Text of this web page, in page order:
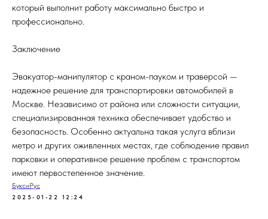
который выполнит работу максимально быстро и
профессионально.
Заключение
Эвакуатор-манипулятор с краном-пауком и траверсой —
надежное решение для транспортировки автомобилей в
Москве. Независимо от района или сложности ситуации,
специализированная техника обеспечивает удобство и
безопасность. Особенно актуальна такая услуга вблизи
метро и других оживленных местах, где соблюдение правил
парковки и оперативное решение проблем с транспортом
имеют первостепенное значение.
БуксиРус
2025-01-22 12:24